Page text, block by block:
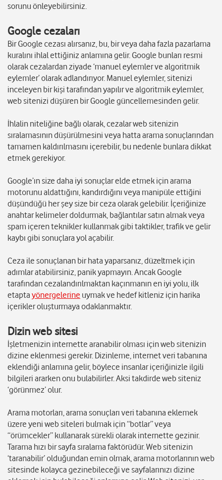
sorunu önleyebilirsiniz.
Google cezaları
Bir Google cezası alırsanız, bu, bir veya daha fazla pazarlama
kuralını ihlal ettiğiniz anlamına gelir. Google bunları resmi
olarak cezalardan ziyade ‘manuel eylemler ve algoritmik
eylemler’ olarak adlandırıyor. Manuel eylemler, sitenizi
inceleyen bir kişi tarafından yapılır ve algoritmik eylemler,
web sitenizi düşüren bir Google güncellemesinden gelir.
İhlalin niteliğine bağlı olarak, cezalar web sitenizin
sıralamasının düşürülmesini veya hatta arama sonuçlarından
tamamen kaldırılmasını içerebilir, bu nedenle bunlara dikkat
etmek gerekiyor.
Google’ın size daha iyi sonuçlar elde etmek için arama
motorunu aldattığını, kandırdığını veya manipüle ettiğini
düşündüğü her şey size bir ceza olarak gelebilir. İçeriğinize
anahtar kelimeler doldurmak, bağlantılar satın almak veya
spam içeren teknikler kullanmak gibi taktikler, trafik ve gelir
kaybı gibi sonuçlara yol açabilir.
Ceza ile sonuçlanan bir hata yaparsanız, düzeltmek için
adımlar atabilirsiniz, panik yapmayın. Ancak Google
tarafından cezalandırılmaktan kaçınmanın en iyi yolu, ilk
etapta yönergelerine uymak ve hedef kitleniz için harika
içerikler oluşturmaya odaklanmaktır.
Dizin web sitesi
İşletmenizin internette aranabilir olması için web sitenizin
dizine eklenmesi gerekir. Dizinleme, internet veri tabanına
eklendiği anlamına gelir, böylece insanlar içeriğinizle ilgili
bilgileri ararken onu bulabilirler. Aksi takdirde web siteniz
‘görünmez’ olur.
Arama motorları, arama sonuçları veri tabanına eklemek
üzere yeni web siteleri bulmak için “botlar” veya
“örümcekler” kullanarak sürekli olarak internette gezinir.
Tarama hızı bir sayfa sıralama faktörüdür. Web sitenizin
‘taranabilir’ olduğundan emin olmak, arama motorlarının web
sitesinde kolayca gezinebileceği ve sayfalarınızı dizine